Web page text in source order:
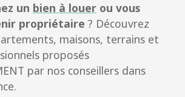
un bien à louer ou vous
propriétaire ? Découvrez
maisons, terrains et
proposés
par nos conseillers dans